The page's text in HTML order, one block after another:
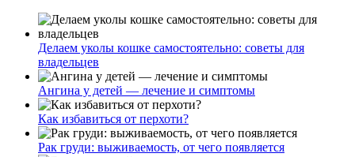
Делаем уколы кошке самостоятельно: советы для
владельцев
Ангина у детей — лечение и симптомы
Как избавиться от перхоти?
Рак груди: выживаемость, от чего появляется